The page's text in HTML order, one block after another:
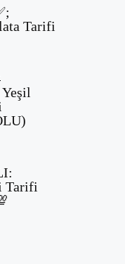
Tarifi
Tarifi